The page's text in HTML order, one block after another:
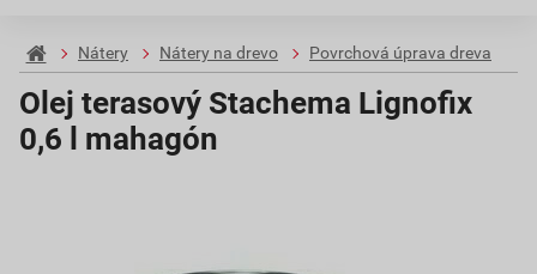
Nátery Nátery na drevo Povrchová úprava dreva
Olej terasový Stachema Lignofix
0,6 l mahagón